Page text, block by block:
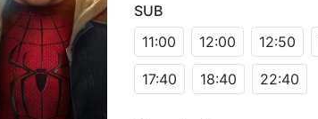
SUB
11:00
12:00 12:50
17:40 18:40 22:40